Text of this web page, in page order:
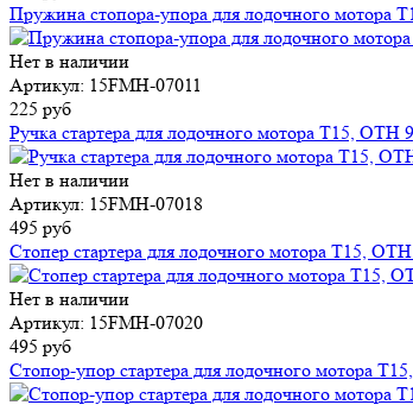
Пружина стопора-упора для лодочного мотора
Нет в наличии
Артикул: 15FMH-07011
225 руб
Ручка стартера для лодочного мотора T15, OTH
Нет в наличии
Артикул: 15FMH-07018
495 руб
Стопер стартера для лодочного мотора T15,
Нет в наличии
Артикул: 15FMH-07020
495 руб
Стопор-упор стартера для лодочного мотора